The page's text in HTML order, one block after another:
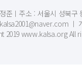
준ㅣ주소 : 서울시 성북구
ㅣ
2019 www.kalsa.org All